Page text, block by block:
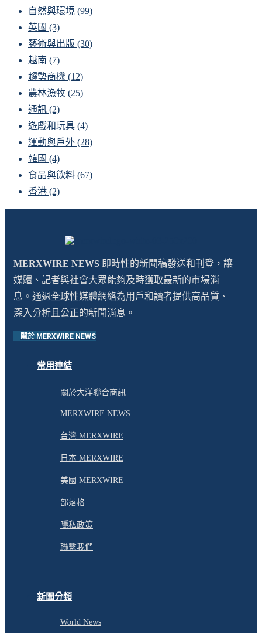
自然與環境 (99)
英國 (3)
藝術與出版 (30)
越南 (7)
趨勢商機 (12)
農林漁牧 (25)
通訊 (2)
遊戲和玩具 (4)
運動與戶外 (28)
韓國 (4)
食品與飲料 (67)
香港 (2)
MERXWIRE NEWS 即時性的新聞稿發送和刊登，讓
媒體、記者與社會大眾能夠及時獲取最新的市場消
息。通過全球性媒體網絡為用戶和讀者提供高品質、
深入分析且公正的新聞消息。
關於 MERXWIRE NEWS
常用連結
關於大洋聯合商訊
MERXWIRE NEWS
台灣 MERXWIRE
日本 MERXWIRE
美國 MERXWIRE
部落格
隱私政策
聯繫我們
新聞分類
World News